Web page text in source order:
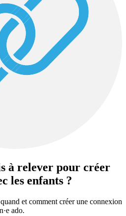
à relever pour créer
les enfants ?
et comment créer une connexion
ado.